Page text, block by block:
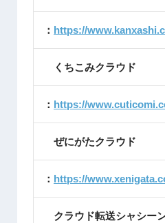
： https://
くちこみクラウド
： https://
ぜにがたクラウド
： https://
クラウド転送シャシー